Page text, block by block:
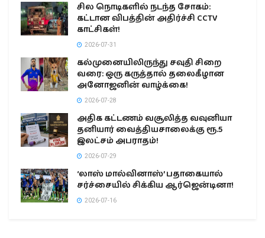
சில நொடிகளில் நடந்த சோகம்:
கட்டான விபத்தின் அதிர்ச்சி CCTV
காட்சிகள்!
2026-07-31
கல்முனையிலிருந்து சவுதி சிறை
வரை: ஒரு கருத்தால் தலைகீழான
அனோஜனின் வாழ்க்கை!
2026-07-28
அதிக கட்டணம் வசூலித்த வவுனியா
தனியார் வைத்தியசாலைக்கு ரூ.5
இலட்சம் அபராதம்!
2026-07-29
‘லாஸ் மால்வினாஸ்’ பதாகையால்
சர்ச்சையில் சிக்கிய ஆர்ஜென்டினா!
2026-07-16